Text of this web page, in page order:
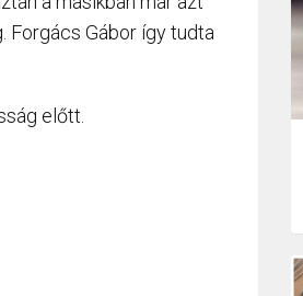
Forgács Gábor így tudta
előtt.